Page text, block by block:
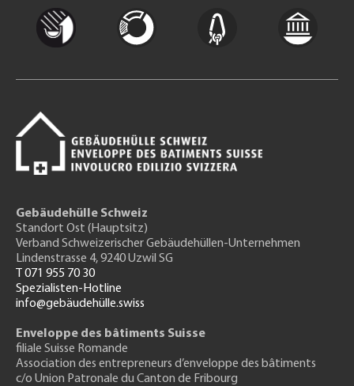
Gebäudehülle Schweiz
Standort Ost (Hauptsitz)
Verband Schweizerischer Gebäudehüllen-Unternehmen
Lindenstrasse 4, 9240 Uzwil SG
T 071 955 70 30
Spezialisten-Hotline
info@gebäudehülle.swiss
Enveloppe des bâtiments Suisse
filiale Suisse Romande
Association des entrepreneurs d’enveloppe des bâtiments
c/o Union Patronale du Canton de Fribourg